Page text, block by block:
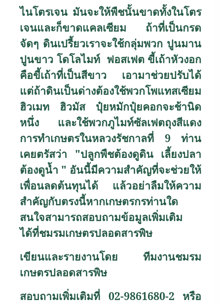
ไนโตรเจน มันจะให้พืชนั้นขาดทั้งในโตร
เจนและก็ขาดแคลเซียม ถ้าที่เป็นกรด
จัดๆ ดินเปรี้ยวเราจะใช้กลุ่มพวก ปูนมาน
ปูนขาว โดโลไมท์ ฟอสเฟต ขี้เถ้าหัวงอก
คือขี้เถ้าที่เป็นสีขาว เอามาช่วยปรับได้
แต่ถ้าดินเป็นด่างต้องใช้พวกโพแทสเซียม
ฮิวเมท ฮิวมัส ปุ๋ยหมักปุ๋ยคอกจะช้านิด
หนึ่ง และใช้พวกภูไมท์ซัลเฟตถุงสีแดง
การทำเกษตรในหลวงรัชกาลที่ 9 ท่าน
เคยตรัสว่า "ปลูกพืชต้องดูดิน เลี้ยงปลา
ต้องดูน้ำ " อันนี้มีความสำคัญที่จะช่วยให้
เพื่อนลดต้นทุนได้ แล้วอย่าลืมให้ความ
สำคัญกับตรงนี้หากเกษตรกรท่านใด
สนใจสามารถสอบถามข้อมูลเพิ่มเติม
ได้ที่ชมรมเกษตรปลอดสารพิษ
เขียนและรายงานโดย ทีมงานชมรม
เกษตรปลอดสารพิษ
สอบถามเพิ่มเติมที่ 02-9861680-2 หรือ